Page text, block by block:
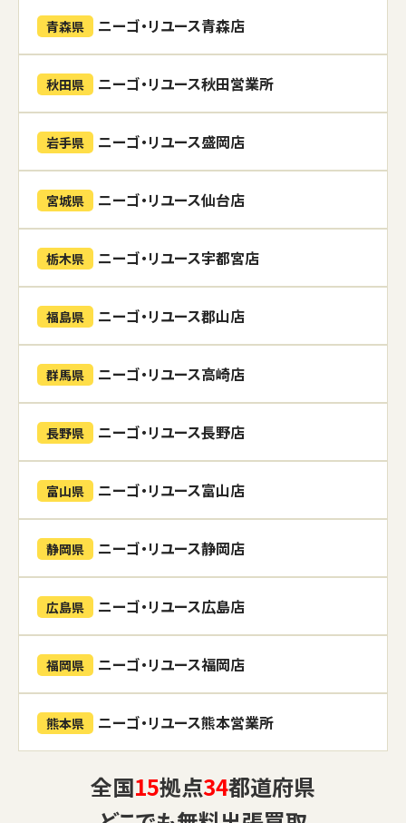
青森県 ニーゴ・リユース青森店
秋田県 ニーゴ・リユース秋田営業所
岩手県 ニーゴ・リユース盛岡店
宮城県 ニーゴ・リユース仙台店
栃木県 ニーゴ・リユース宇都宮店
福島県 ニーゴ・リユース郡山店
群馬県 ニーゴ・リユース高崎店
長野県 ニーゴ・リユース長野店
富山県 ニーゴ・リユース富山店
静岡県 ニーゴ・リユース静岡店
広島県 ニーゴ・リユース広島店
福岡県 ニーゴ・リユース福岡店
熊本県 ニーゴ・リユース熊本営業所
全国15拠点34都道府県